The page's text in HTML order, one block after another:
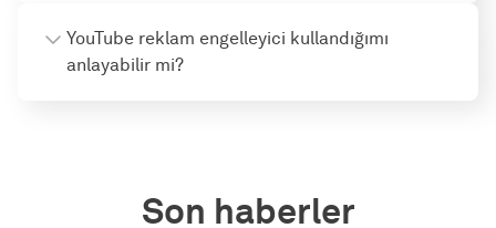
YouTube reklam engelleyici kullandığımı
anlayabilir mi?
Son haberler